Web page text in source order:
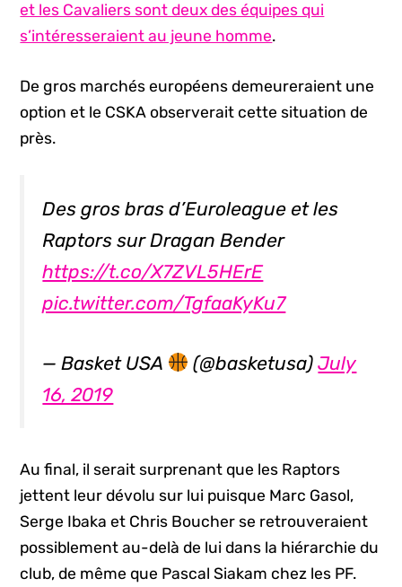
et les Cavaliers sont deux des équipes qui
s’intéresseraient au jeune homme.
De gros marchés européens demeureraient une
option et le CSKA observerait cette situation de
près.
Des gros bras d’Euroleague et les
Raptors sur Dragan Bender
https://t.co/X7ZVL5HErE
pic.twitter.com/TgfaaKyKu7
— Basket USA (@basketusa)July
16, 2019
Au final, il serait surprenant que les Raptors
jettent leur dévolu sur lui puisque Marc Gasol,
Serge Ibaka et Chris Boucher se retrouveraient
possiblement au-delà de lui dans la hiérarchie du
club, de même que Pascal Siakam chez les PF.